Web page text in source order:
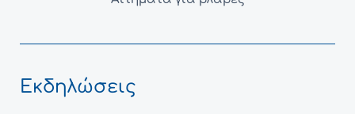
Εκδηλώσεις